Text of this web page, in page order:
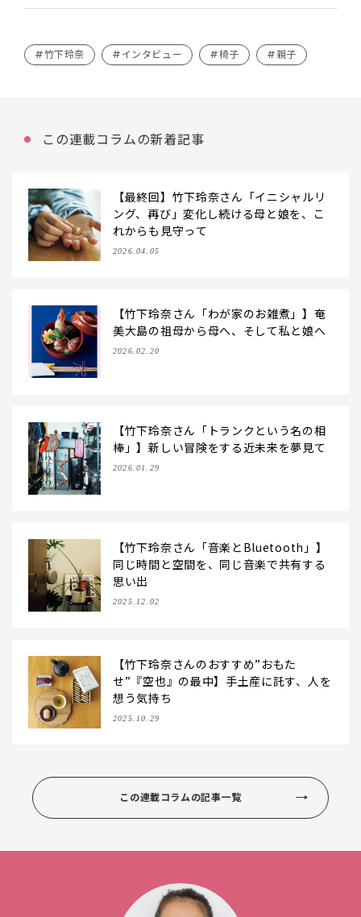
#竹下玲奈 #インタビュー #椅子 #親子
この連載コラムの新着記事
【最終回】竹下玲奈さん「イニシャルリ
ング、再び」変化し続ける母と娘を、こ
れからも見守って
2026.04.05
【竹下玲奈さん「わが家のお雑煮」】奄
美大島の祖母から母へ、そして私と娘へ
2026.02.20
【竹下玲奈さん「トランクという名の相
棒」】新しい冒険をする近未来を夢見て
2026.01.29
【竹下玲奈さん「音楽とBluetooth」】
同じ時間と空間を、同じ音楽で共有する
思い出
2025.12.02
【竹下玲奈さんのおすすめ”おもた
せ”『空也』の最中】手土産に託す、人を
想う気持ち
2025.10.29
この連載コラムの記事一覧